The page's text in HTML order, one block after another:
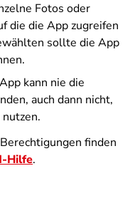
Fotos oder
die die App zugreifen
sollte die App
kann nie die
auch dann nicht,
finden
Hilfe.